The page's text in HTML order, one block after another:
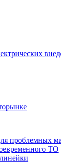
проблемных
ТО